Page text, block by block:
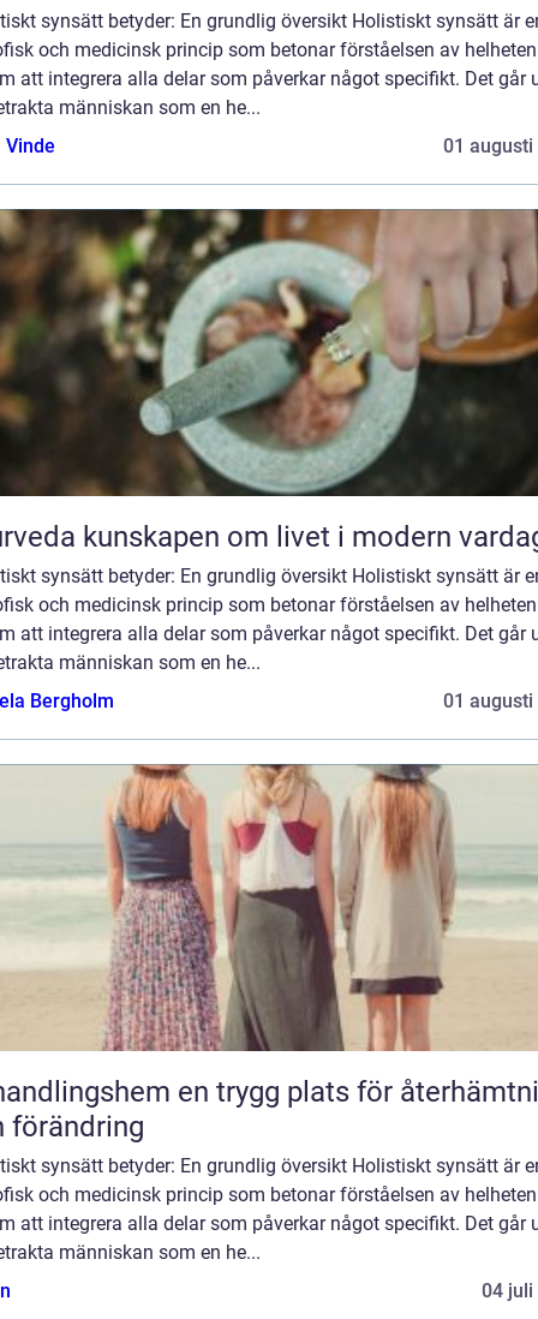
synsätt betyder: En grundlig översikt Holistiskt synsätt är
och medicinsk princip som betonar förståelsen av helheten
att integrera alla delar som påverkar något specifikt. Det går
människan som en he...
Vinde
01 augusti
Ayurveda kunskapen om livet i modern
synsätt betyder: En grundlig översikt Holistiskt synsätt är
och medicinsk princip som betonar förståelsen av helheten
att integrera alla delar som påverkar något specifikt. Det går
människan som en he...
Bergholm
01 augusti
en trygg plats för återhämtning
förändring
synsätt betyder: En grundlig översikt Holistiskt synsätt är
och medicinsk princip som betonar förståelsen av helheten
att integrera alla delar som påverkar något specifikt. Det går
människan som en he...
04 juli